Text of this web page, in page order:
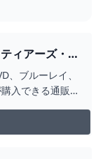
ィアーズ・オ
、ブルーレイ、
入できる通販
プ。